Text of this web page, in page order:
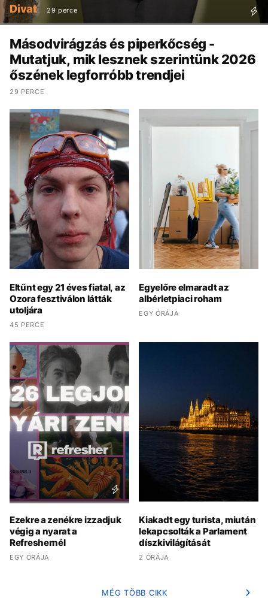
Divat 29 perce
Másodvirágzás és piperkőcség -
Mutatjuk, mik lesznek szerintünk 2026
őszének legforróbb trendjei
29 PERCE
Eltűnt egy 21 éves fiatal, az
Ozora fesztiválon látták
utoljára
45 PERCE
Egyelőre elmaradt az
albérletpiaci roham
EGY ÓRÁJA
Ezekre a zenékre izzadjuk
végig a nyarat a
Refreshernél
EGY ÓRÁJA
Kiakadt egy turista, miután
lekapcsolták a Parlament
díszkivilágítását
2 ÓRÁJA
MÉG TÖBB CIKK